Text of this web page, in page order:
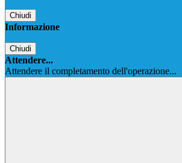
Chiudi
Informazione
Chiudi
Attendere...
Attendere il completamento dell'operazione...